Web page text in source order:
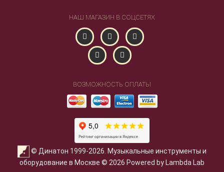
НАШ МАГАЗИН В СОЦСЕТЯХ
ВОЗМОЖНОСТЬ ОПЛАТЫ
© Динатон 1999-2026. Музыкальные инструменты и
оборудование в Москве © 2026 Powered by Lambda Lab